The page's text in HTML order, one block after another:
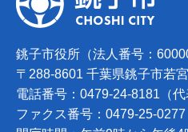
銚子市役所（法人番号：
〒288-8601 千葉県銚子市若
電話番号：0479-24-8181（代
ファクス番号：0479-25-0277